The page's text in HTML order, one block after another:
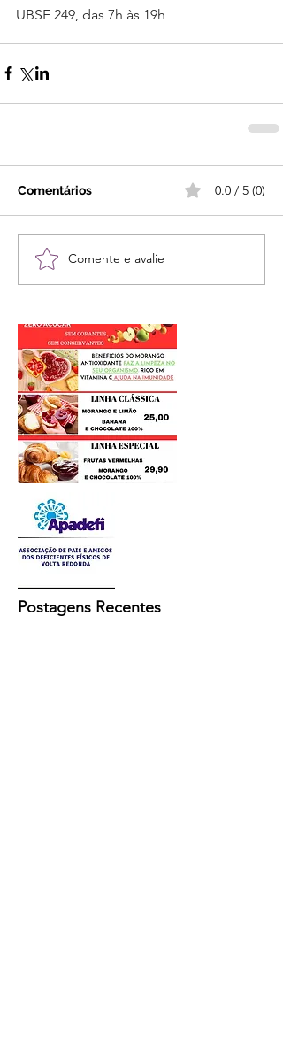
UBSF 249, das 7h às 19h
Comentários 0.0 / 5 (0)
Comente e avalie
Postagens Recentes